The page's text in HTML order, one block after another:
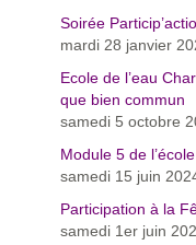
Soirée
mardi 28 janvier
Ecole de l’eau
que bien commun
samedi 5 octobre
Module 5 de
samedi 15 juin
Participation à la
samedi 1er juin